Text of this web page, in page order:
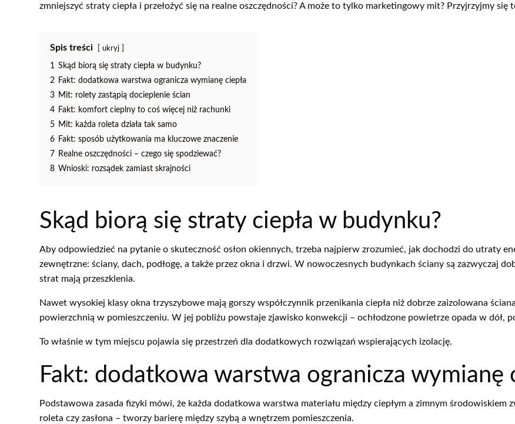
zmniejszyć straty ciepła i przełożyć się na realne oszczędności? A może to tylko marketingowy mit? Przyjrzyjmy się
Spis treści ukryj
1 Skąd biorą się straty ciepła w budynku?
2 Fakt: dodatkowa warstwa ogranicza wymianę ciepła
3 Mit: rolety zastąpią docieplenie ścian
4 Fakt: komfort cieplny to coś więcej niż rachunki
5 Mit: każda roleta działa tak samo
6 Fakt: sposób użytkowania ma kluczowe znaczenie
7 Realne oszczędności – czego się spodziewać?
8 Wnioski: rozsądek zamiast skrajności
Skąd biorą się straty ciepła w budynku?
Aby odpowiedzieć na pytanie o skuteczność osłon okiennych, trzeba najpierw zrozumieć, jak dochodzi do utraty
zewnętrzne: ściany, dach, podłogę, a także przez okna i drzwi. W nowoczesnych budynkach ściany są zazwyczaj
strat mają przeszklenia.
Nawet wysokiej klasy okna trzyszybowe mają gorszy współczynnik przenikania ciepła niż dobrze zaizolowana
powierzchnią w pomieszczeniu. W jej pobliżu powstaje zjawisko konwekcji – ochłodzone powietrze opada w dół,
To właśnie w tym miejscu pojawia się przestrzeń dla dodatkowych rozwiązań wspierających izolację.
Fakt: dodatkowa warstwa ogranicza wymianę
Podstawowa zasada fizyki mówi, że każda dodatkowa warstwa materiału między ciepłym a zimnym środowiskiem
roleta czy zasłona – tworzy barierę między szybą a wnętrzem pomieszczenia.